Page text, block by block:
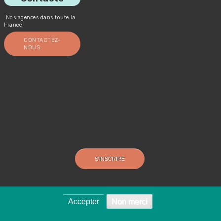
Nos agences dans toute la
France
CONTACTEZ-
NOUS
Accepter Non merci